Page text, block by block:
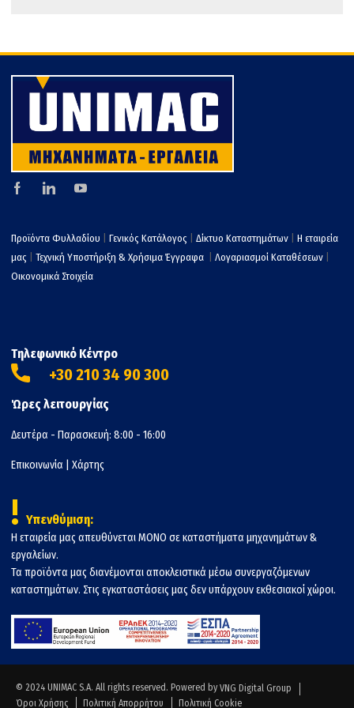
Προϊόντα Φυλλαδίου Γενικός Κατάλογος Δίκτυο Καταστημάτων
Η εταιρεία
μας
Τεχνική Υποστήριξη & Χρήσιμα Έγγραφα Λογαριασμοί Καταθέσεων
Οικονομικά Στοιχεία
Τηλεφωνικό Κέντρο
+30 210 34 90 300
Ώρες λειτουργίας
Δευτέρα - Παρασκευή: 8:00 - 16:00
Επικοινωνία Χάρτης
! Υπενθύμιση:
Η εταιρεία μας απευθύνεται ΜΟΝΟ σε καταστήματα μηχανημάτων &
εργαλείων.
Τα προϊόντα μας διανέμονται αποκλειστικά μέσω συνεργαζόμενων
καταστημάτων. Στις εγκαταστάσεις μας δεν υπάρχουν εκθεσιακοί χώροι.
© 2024 UNIMAC S.A. All rights reserved. Powered by VNG Digital Group
Όροι Χρήσης
Πολιτική Απορρήτου Πολιτική Cookie